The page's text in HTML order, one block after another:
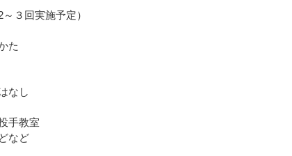
３回実施予定）
た
なし
手教室
など